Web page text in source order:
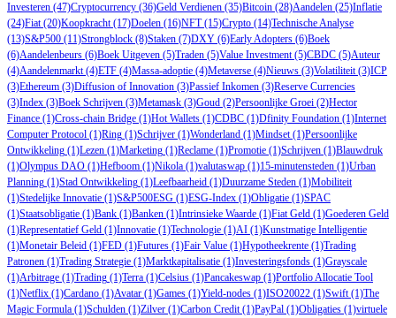
Investeren (47)Cryptocurrency (36)Geld Verdienen (35)Bitcoin (28)Aandelen (25)Inflatie
(24)Fiat(20)Koopkracht(17)Doelen (16)NFT(15)Crypto (14)Technische Analyse
(13)S&P500 (11)Strongblock (8)Staken (7)DXY (6)Early Adopters (6)Boek
(6)Aandelenbeurs (6)Boek Uitgeven (5)Traden (5)Value Investment(5)CBDC (5)Auteur
(4)Aandelenmarkt(4)ETF (4)Massa-adoptie (4)Metaverse (4)Nieuws (3)Volatiliteit(3)ICP
(3)Ethereum (3)Diffusion of Innovation (3)Passief Inkomen (3)Reserve Currencies
(3)Index (3)Boek Schrijven (3)Metamask (3)Goud (2)Persoonlijke Groei (2)Hector
Finance (1)Cross-chain Bridge (1)Hot Wallets (1)CDBC (1)Dfinity Foundation (1)Internet
Computer Protocol (1)Ring (1)Schrijver (1)Wonderland (1)Mindset(1)Persoonlijke
Ontwikkeling (1)Lezen (1)Marketing (1)Reclame (1)Promotie (1)Schrijven (1)Blauwdruk
(1)Olympus DAO (1)Hefboom (1)Nikola (1)valutaswap (1)15-minutensteden (1)Urban
Planning (1)Stad Ontwikkeling (1)Leefbaarheid (1)Duurzame Steden (1)Mobiliteit
(1)Stedelijke Innovatie (1)S&P500ESG (1)ESG-Index (1)Obligatie (1)SPAC
(1)Staatsobligatie (1)Bank (1)Banken (1)Intrinsieke Waarde (1)Fiat Geld (1)Goederen Geld
(1)Representatief Geld (1)Innovatie (1)Technologie (1)AI (1)Kunstmatige Intelligentie
(1)Monetair Beleid (1)FED (1)Futures (1)Fair Value (1)Hypotheekrente (1)Trading
Patronen (1)Trading Strategie (1)Marktkapitalisatie (1)Investeringsfonds (1)Grayscale
(1)Arbitrage (1)Trading (1)Terra (1)Celsius (1)Pancakeswap (1)Portfolio Allocatie Tool
(1)Netflix (1)Cardano (1)Avatar (1)Games (1)Yield-nodes (1)ISO20022 (1)Swift(1)The
Magic Formula (1)Schulden (1)Zilver (1)Carbon Credit(1)PayPal (1)Obligaties (1)virtuele